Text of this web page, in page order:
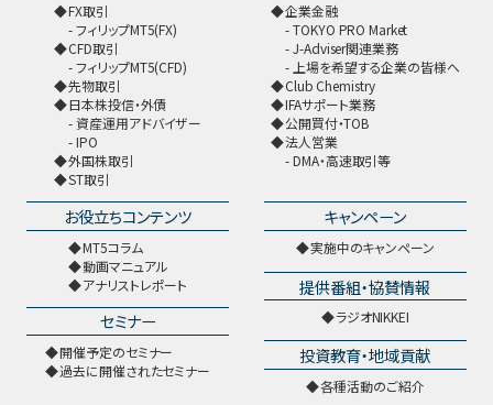
FX取引
フィリップMT5(FX)
CFD取引
フィリップMT5(CFD)
先物取引
日本株投信・外債
資産運用アドバイザー
IPO
外国株取引
ST取引
企業金融
TOKYO PRO Market
J-Adviser関連業務
上場を希望する企業の皆様へ
Club Chemistry
IFAサポート業務
公開買付・TOB
法人営業
DMA・高速取引等
お役立ちコンテンツ
MT5コラム
動画マニュアル
アナリストレポート
セミナー
開催予定のセミナー
過去に開催されたセミナー
キャンペーン
実施中のキャンペーン
提供番組・協賛情報
ラジオNIKKEI
投資教育・地域貢献
各種活動のご紹介